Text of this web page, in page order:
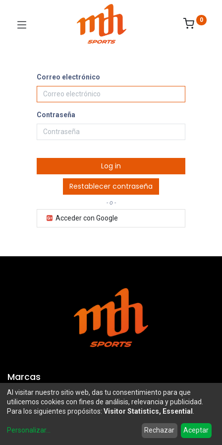
Wishlist Account
0
Correo electrónico
Contraseña
Log in
Restablecer contraseña
- o -
Acceder con Google
Marcas
Troy Lee Designs
100%
Airoh
Mazawi
SIDI
Al visitar nuestro sitio web, das tu consentimiento para que
utilicemos cookies con fines de análisis, relevancia y publicidad.
Para los siguientes propósitos: Visitor Statistics, Essential
Personalizar... Rechazar Aceptar